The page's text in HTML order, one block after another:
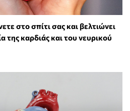
στο σπίτι σας και βελτιώνει
της καρδιάς και του νευρικού